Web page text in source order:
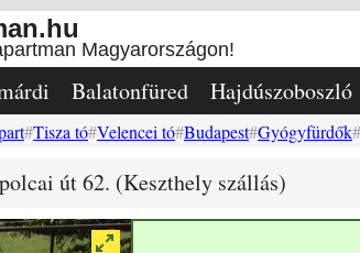
Magyarországon!
Balatonfüred Hajdúszoboszló
Tisza tó Velencei tó Budapest Gyógyfürdők
út 62. (Keszthely szállás)